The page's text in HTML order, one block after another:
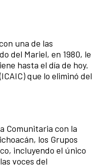
una de las
del Mariel, en 1980, le
hasta el día de hoy.
que lo eliminó del
Comunitaria con la
los Grupos
incluyendo el único
voces del